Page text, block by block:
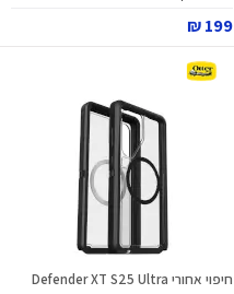
199 ₪
חיפוי אחורי Defender XT S25 Ultra